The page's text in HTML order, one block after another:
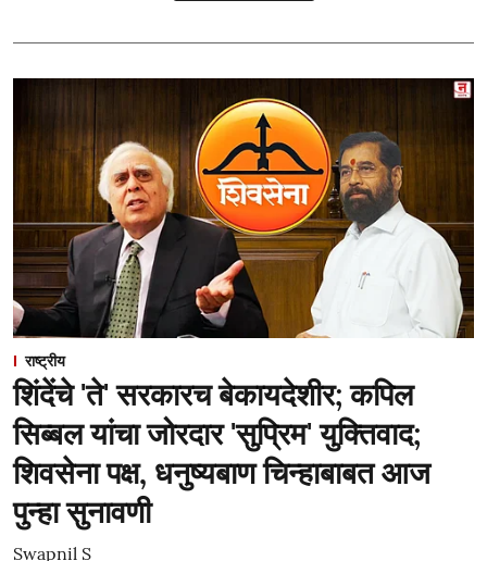
राष्ट्रीय
शिंदेंचे 'ते' सरकारच बेकायदेशीर; कपिल
सिब्बल यांचा जोरदार 'सुप्रिम' युक्तिवाद;
शिवसेना पक्ष, धनुष्यबाण चिन्हाबाबत आज
पुन्हा सुनावणी
Swapnil S